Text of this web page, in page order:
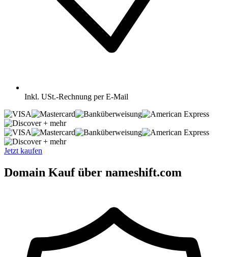
Inkl. USt.-Rechnung per E-Mail
+ mehr
+ mehr
Jetzt kaufen
Domain Kauf über nameshift.com